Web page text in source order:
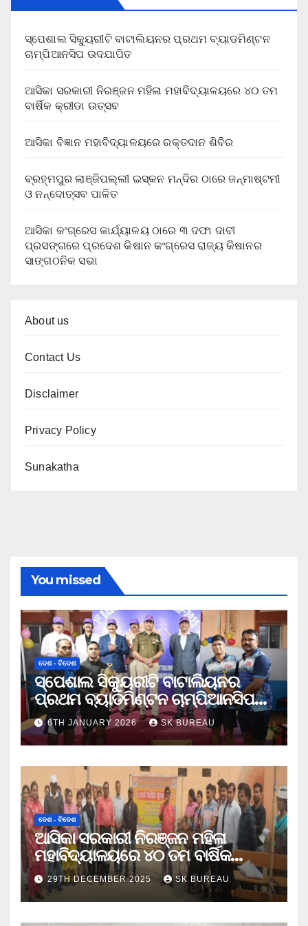
ସ୍ପେଶାଲ ସିକ୍ୟୁରୀଟି ବାଟାଲିୟନର ପ୍ରଥମ ବ୍ୟାଡମିଣ୍ଟନ
ଚାମ୍ପିଆନସିପ ଉଦଯାପିତ
ଆସିକା ସରକାରୀ ନିରଞ୍ଜନ ମହିଳା ମହାବିଦ୍ୟାଳୟରେ ୪୦ ତମ
ବାର୍ଷିକ କ୍ରୀଡା ଉତ୍ସବ
ଆସିକା ବିଜ୍ଞାନ ମହାବିଦ୍ୟାଳୟରେ ରକ୍ତଦାନ ଶିବିର
ବ୍ରହ୍ମପୁର ଲାଞ୍ଜିପଲ୍ଲୀ ଇସ୍କନ ମନ୍ଦିର ଠାରେ ଜନ୍ମାଷ୍ଟମୀ
ଓ ନନ୍ଦୋତ୍ସବ ପାଳିତ
ଆସିକା କଂଗ୍ରେସ କାର୍ଯ୍ୟାଳୟ ଠାରେ ୩ ଦଫା ଦାବୀ
ପ୍ରସଙ୍ଗରେ ପ୍ରଦେଶ କିଷାନ କଂଗ୍ରେସ ରାଜ୍ୟ କିଷାନର
ସାଙ୍ଗଠନିକ ସଭା
About us
Contact Us
Disclaimer
Privacy Policy
Sunakatha
You missed
ଦେଶ - ବିଦେଶ
ସ୍ପେଶାଲ ସିକ୍ୟୁରୀଟି ବାଟାଲିୟନର
ପ୍ରଥମ ବ୍ୟାଡମିଣ୍ଟନ ଚାମ୍ପିଆନସିପ
ଉଦଯାପିତ
6TH JANUARY 2026 SK BUREAU
ଦେଶ - ବିଦେଶ
ଆସିକା ସରକାରୀ ନିରଞ୍ଜନ ମହିଳା
ମହାବିଦ୍ୟାଳୟରେ ୪୦ ତମ ବାର୍ଷିକ
କ୍ରୀଡା ଉତ୍ସବ
29TH DECEMBER 2025 SK BUREAU